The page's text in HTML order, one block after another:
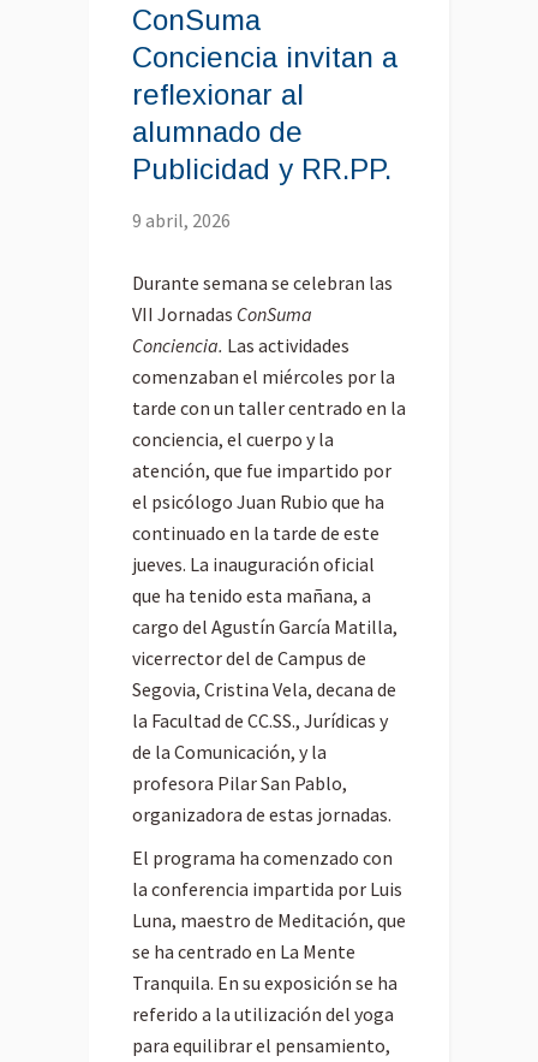
ConSuma
Conciencia invitan a
reflexionar al
alumnado de
Publicidad y RR.PP.
9 abril, 2026
Durante semana se celebran las
VII Jornadas ConSuma
Conciencia. Las actividades
comenzaban el miércoles por la
tarde con un taller centrado en la
conciencia, el cuerpo y la
atención, que fue impartido por
el psicólogo Juan Rubio que ha
continuado en la tarde de este
jueves. La inauguración oficial
que ha tenido esta mañana, a
cargo del Agustín García Matilla,
vicerrector del de Campus de
Segovia, Cristina Vela, decana de
la Facultad de CC.SS., Jurídicas y
de la Comunicación, y la
profesora Pilar San Pablo,
organizadora de estas jornadas.
El programa ha comenzado con
la conferencia impartida por Luis
Luna, maestro de Meditación, que
se ha centrado en La Mente
Tranquila. En su exposición se ha
referido a la utilización del yoga
para equilibrar el pensamiento,